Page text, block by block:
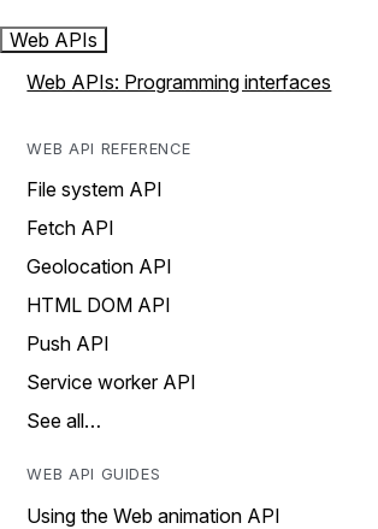
Web APIs
Web APIs: Programming interfaces
WEB API REFERENCE
File system API
Fetch API
Geolocation API
HTML DOM API
Push API
Service worker API
See all…
WEB API GUIDES
Using the Web animation API